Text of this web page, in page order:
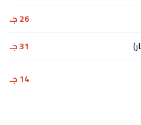
26 جـ
31 جـ
14 جـ